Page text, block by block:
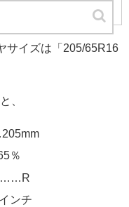
ヤサイズ
サイズは「205/65R16
、
％
……R
ンチ